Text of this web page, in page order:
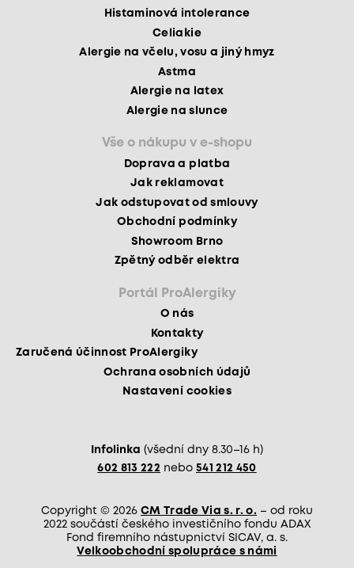
Histaminová intolerance
Celiakie
Alergie na včelu, vosu a jiný hmyz
Astma
Alergie na latex
Alergie na slunce
Vše o nákupu v e-shopu
Doprava a platba
Jak reklamovat
Jak odstupovat od smlouvy
Obchodní podmínky
Showroom Brno
Zpětný odběr elektra
Portál ProAlergiky
O nás
Kontakty
Zaručená účinnost ProAlergiky
Ochrana osobních údajů
Nastavení cookies
Infolinka (všední dny 8.30–16 h)
602 813 222 nebo 541 212 450
Copyright © 2026 CM Trade Via s. r. o. – od roku
2022 součástí českého investičního fondu ADAX
Fond firemního nástupnictví SICAV, a. s.
Velkoobchodní spolupráce s námi